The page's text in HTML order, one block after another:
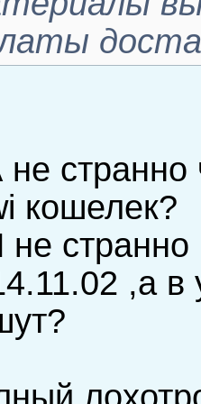
не странно
кошелек?
странно
,а в